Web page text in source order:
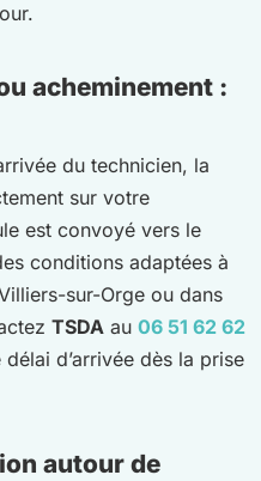
acheminement :
du technicien, la
sur votre
est convoyé vers le
conditions adaptées à
sur-Orge ou dans
TSDA au 06 51 62 62
d’arrivée dès la prise
autour de